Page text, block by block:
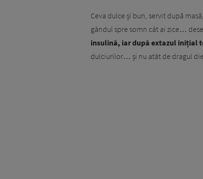
Ceva dulce și bun, servit după
gândul spre somn cât ai zice…
insulină, iar după extazul inițial
dulciurilor… și nu atât de dragul